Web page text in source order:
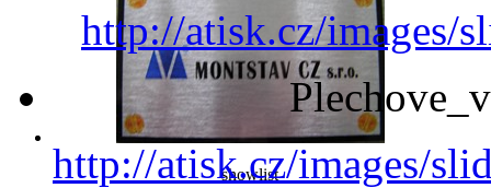
showlist
http://atisk.cz/images/
http://atisk.cz/images/